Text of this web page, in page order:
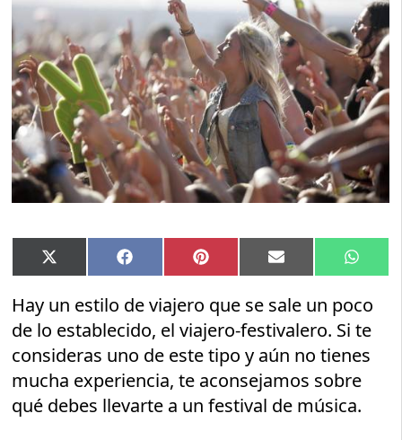
Compartir
en
X
(Twitter)
Compartir
en
Facebook Compartir
en
Pinterest Compartir
en
Email
en
Hay un estilo de viajero que se sale un poco
de lo establecido, el viajero-festivalero. Si te
consideras uno de este tipo y aún no tienes
mucha experiencia, te aconsejamos sobre
qué debes llevarte a un festival de música.